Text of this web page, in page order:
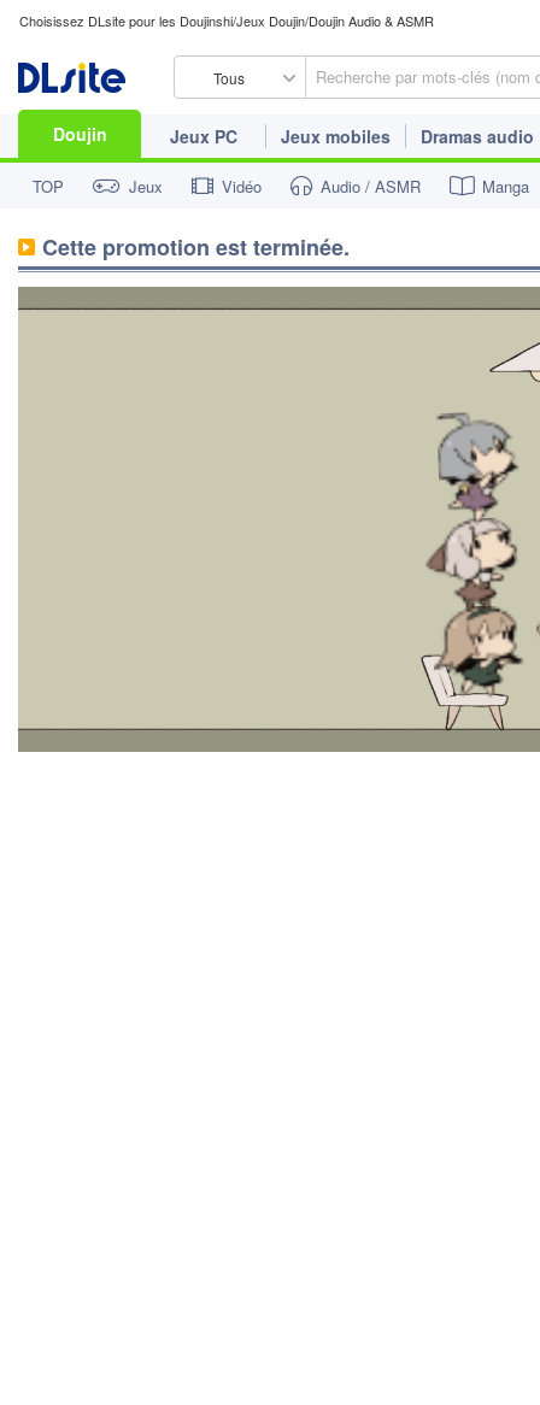
Choisissez DLsite pour les Doujinshi/Jeux Doujin/Doujin Audio & ASMR
Tous
Doujin Jeux PC Jeux mobiles Dramas audio
TOP Jeux Vidéo Audio / ASMR Manga
Cette promotion est terminée.